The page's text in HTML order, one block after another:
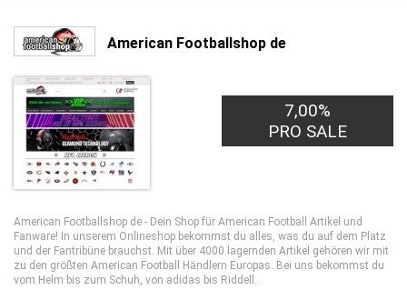
American Footballshop de
7,00%
PRO SALE
American Footballshop de - Dein Shop für American Football Artikel und
Fanware! In unserem Onlineshop bekommst du alles, was du auf dem Platz
und der Fantribüne brauchst. Mit über 4000 lagernden Artikel gehören wir mit
zu den größten American Football Händlern Europas. Bei uns bekommst du
vom Helm bis zum Schuh, von adidas bis Riddell.